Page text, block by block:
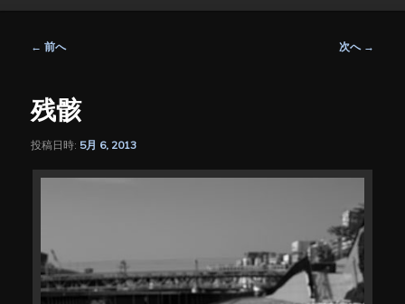
ー
ゲ
シ
ン
← 前へ 次へ →
残骸
投稿日時: 5月 6, 2013